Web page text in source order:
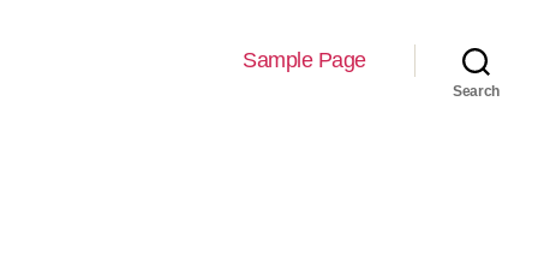
Sample Page
Search